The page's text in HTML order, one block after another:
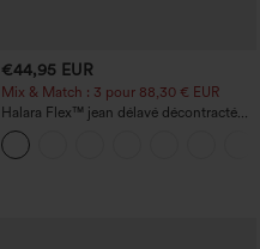
€44,95 EUR
Mix & Match : 3 pour 88,30 € EUR
Halara Flex™ jean délavé décontracté
taille haute à poches, coupe baggy à
jambe large